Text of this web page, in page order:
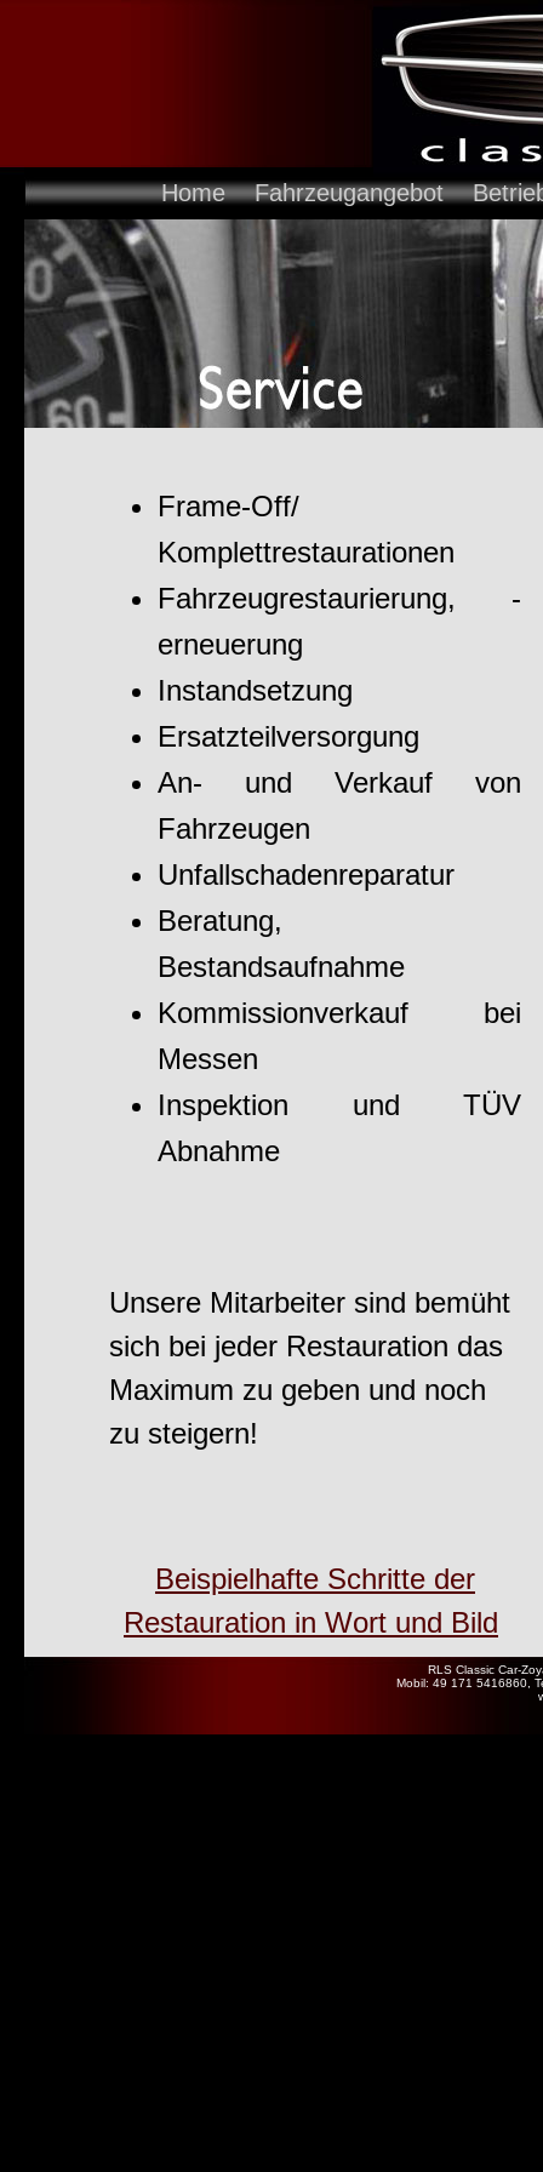
Home Fahrzeugangebot
Frame-Off/
Komplettrestaurationen
Fahrzeugrestaurierung, -
erneuerung
Instandsetzung
Ersatzteilversorgung
An- und Verkauf von
Fahrzeugen
Unfallschadenreparatur
Beratung,
Bestandsaufnahme
Kommissionverkauf bei
Messen
Inspektion und TÜV
Abnahme
Unsere Mitarbeiter sind bemüht
sich bei jeder Restauration das
Maximum zu geben und noch
zu steigern!
Beispielhafte Schritte der
Restauration in Wort und Bild
RLS Classic Car-
Mobil: 49 171 5416860,